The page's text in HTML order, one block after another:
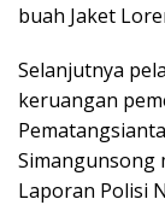
buah Jaket
Selanjutnya
keruangan
Simangunsong
Laporan Polisi